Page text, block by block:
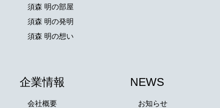
須森 明の部屋
須森 明の発明
須森 明の想い
企業情報
会社概要
NEWS
お知らせ